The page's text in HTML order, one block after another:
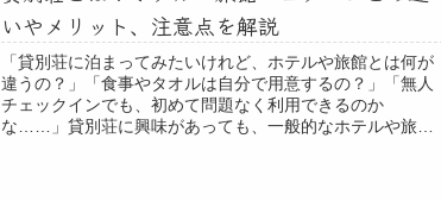
いやメリット、注意点を解説
「貸別荘に泊まってみたいけれど、ホテルや旅館とは何が
違うの？」「食事やタオルは自分で用意するの？」「無人
チェックインでも、初めて問題なく利用できるのか
な……」貸別荘に興味があっても、一般的なホテルや旅館